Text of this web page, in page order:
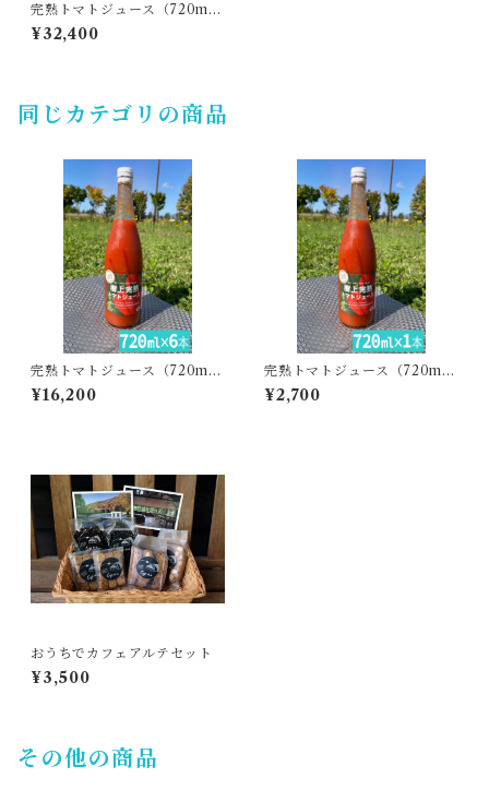
完熟トマトジュース（720ml
12本）・あぐりこ園
¥32,400
同じカテゴリの商品
完熟トマトジュース（720ml
6本）・あぐりこ園
¥16,200
完熟トマトジュース（720ml
1本）・あぐりこ園
¥2,700
おうちでカフェアルテセット
¥3,500
その他の商品